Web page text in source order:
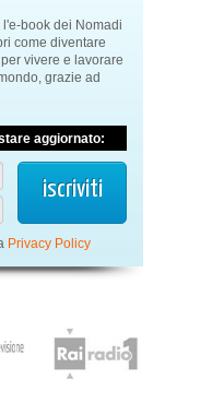
book dei Nomadi
come diventare
vivere e lavorare
grazie ad
aggiornato:
Privacy Policy